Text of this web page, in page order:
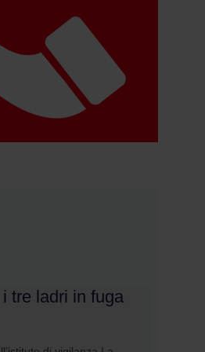
tre ladri in fuga